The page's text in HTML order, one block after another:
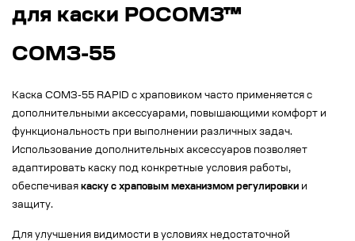
для каски РОСОМЗ™
СОМЗ-55
Каска СОМЗ-55 RAPID с храповиком часто применяется с
дополнительными аксессуарами, повышающими комфорт и
функциональность при выполнении различных задач.
Использование дополнительных аксессуаров позволяет
адаптировать каску под конкретные условия работы,
обеспечивая каску с храповым механизмом регулировки и
защиту.
Для улучшения видимости в условиях недостаточной